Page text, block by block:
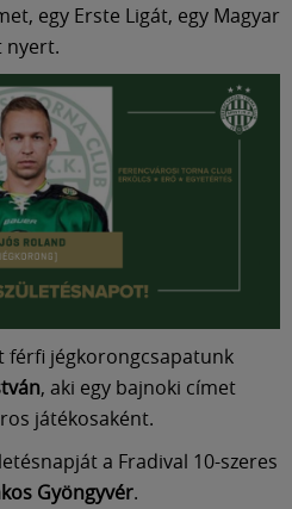
egy Erste Ligát, egy Magyar
nyert.
férfi jégkorongcsapatunk
, aki egy bajnoki címet
játékosaként.
a Fradival 10-szeres
Gyöngyvér.